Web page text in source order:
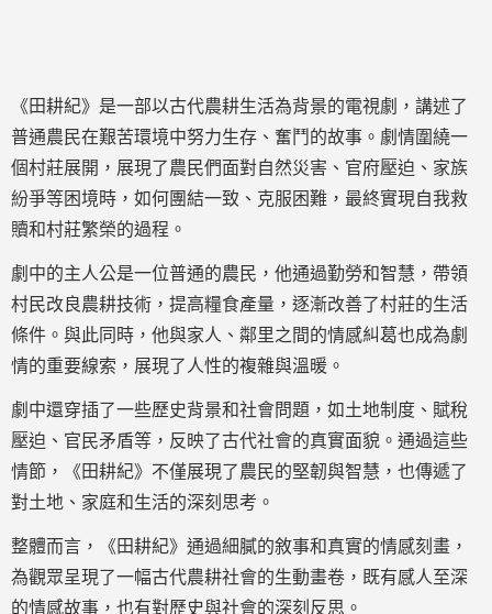
《田耕紀》是一部以古代農耕生活為背景的電視劇，講述了
普通農民在艱苦環境中努力生存、奮鬥的故事。劇情圍繞一
個村莊展開，展現了農民們面對自然災害、官府壓迫、家族
紛爭等困境時，如何團結一致、克服困難，最終實現自我救
贖和村莊繁榮的過程。
劇中的主人公是一位普通的農民，他通過勤勞和智慧，帶領
村民改良農耕技術，提高糧食產量，逐漸改善了村莊的生活
條件。與此同時，他與家人、鄰里之間的情感糾葛也成為劇
情的重要線索，展現了人性的複雜與溫暖。
劇中還穿插了一些歷史背景和社會問題，如土地制度、賦稅
壓迫、官民矛盾等，反映了古代社會的真實面貌。通過這些
情節，《田耕紀》不僅展現了農民的堅韌與智慧，也傳遞了
對土地、家庭和生活的深刻思考。
整體而言，《田耕紀》通過細膩的敘事和真實的情感刻畫，
為觀眾呈現了一幅古代農耕社會的生動畫卷，既有感人至深
的情感故事，也有對歷史與社會的深刻反思。